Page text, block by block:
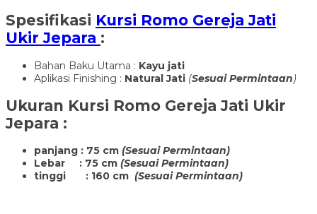
Spesifikasi Kursi Romo Gereja Jati
Ukir Jepara :
Bahan Baku Utama : Kayu jati
Aplikasi Finishing : Natural Jati (Sesuai Permintaan)
Ukuran Kursi Romo Gereja Jati Ukir
Jepara :
panjang : 75 cm (Sesuai Permintaan)
Lebar : 75 cm (Sesuai Permintaan)
tinggi : 160 cm (Sesuai Permintaan)